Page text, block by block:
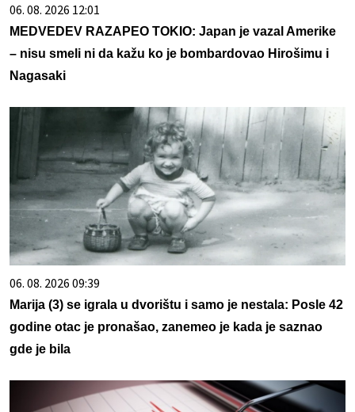
06. 08. 2026 12:01
MEDVEDEV RAZAPEO TOKIO: Japan je vazal Amerike
– nisu smeli ni da kažu ko je bombardovao Hirošimu i
Nagasaki
06. 08. 2026 09:39
Marija (3) se igrala u dvorištu i samo je nestala: Posle 42
godine otac je pronašao, zanemeo je kada je saznao
gde je bila